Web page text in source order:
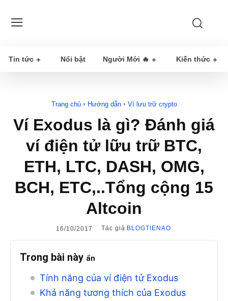
Tin tức Nổi bật Người Mới 🔥 Kiến thức
Trang chủ Hướng dẫn Ví lưu trữ crypto
Ví Exodus là gì? Đánh giá
ví điện tử lữu trữ BTC,
ETH, LTC, DASH, OMG,
BCH, ETC,..Tổng cộng 15
Altcoin
16/10/2017 Tác giả BLOGTIENAO
Trong bài này ẩn
Tính năng của ví điện tử Exodus
Khả năng tương thích của Exodus